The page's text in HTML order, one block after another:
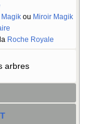
Magikou Miroir Magik
Roche Royale
arbres